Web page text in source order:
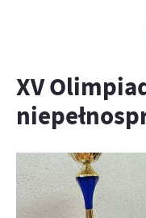
XV